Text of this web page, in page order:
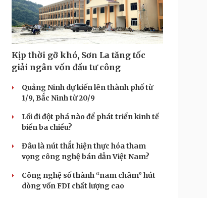
Kịp thời gỡ khó, Sơn La tăng tốc
giải ngân vốn đầu tư công
Quảng Ninh dự kiến lên thành phố từ
1/9, Bắc Ninh từ 20/9
Lối đi đột phá nào để phát triển kinh tế
biển ba chiều?
Đâu là nút thắt hiện thực hóa tham
vọng công nghệ bán dẫn Việt Nam?
Công nghệ số thành “nam châm” hút
dòng vốn FDI chất lượng cao